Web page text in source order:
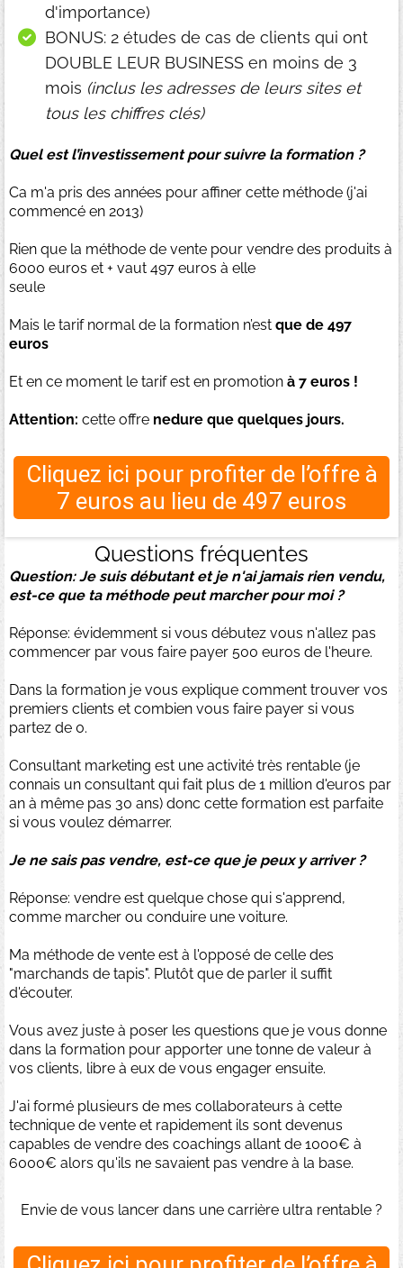
d'importance)
BONUS: 2 études de cas de clients qui ont
DOUBLE LEUR BUSINESS en moins de 3
mois (inclus les adresses de leurs sites et
tous les chiffres clés)
Quel est l’investissement pour suivre la formation ?
Ca m'a pris des années pour affiner cette méthode (j'ai
commencé en 2013)
Rien que la méthode de vente pour vendre des produits à
6000 euros et + vaut 497 euros à elle
seule
Mais le tarif normal de la formation n’est que de 497
euros
Et en ce moment le tarif est en promotion à 7 euros !
Attention: cette offre nedure que quelques jours.
Cliquez ici pour profiter de l’offre à
7 euros au lieu de 497 euros
Questions fréquentes
Question: Je suis débutant et je n'ai jamais rien vendu,
est-ce que ta méthode peut marcher pour moi ?
Réponse: évidemment si vous débutez vous n'allez pas
commencer par vous faire payer 500 euros de l'heure.
Dans la formation je vous explique comment trouver vos
premiers clients et combien vous faire payer si vous
partez de 0.
Consultant marketing est une activité très rentable (je
connais un consultant qui fait plus de 1 million d'euros par
an à même pas 30 ans) donc cette formation est parfaite
si vous voulez démarrer.
Je ne sais pas vendre, est-ce que je peux y arriver ?
Réponse: vendre est quelque chose qui s'apprend,
comme marcher ou conduire une voiture.
Ma méthode de vente est à l'opposé de celle des
"marchands de tapis". Plutôt que de parler il suffit
d'écouter.
Vous avez juste à poser les questions que je vous donne
dans la formation pour apporter une tonne de valeur à
vos clients, libre à eux de vous engager ensuite.
J'ai formé plusieurs de mes collaborateurs à cette
technique de vente et rapidement ils sont devenus
capables de vendre des coachings allant de 1000€ à
6000€ alors qu'ils ne savaient pas vendre à la base.
Envie de vous lancer dans une carrière ultra rentable ?